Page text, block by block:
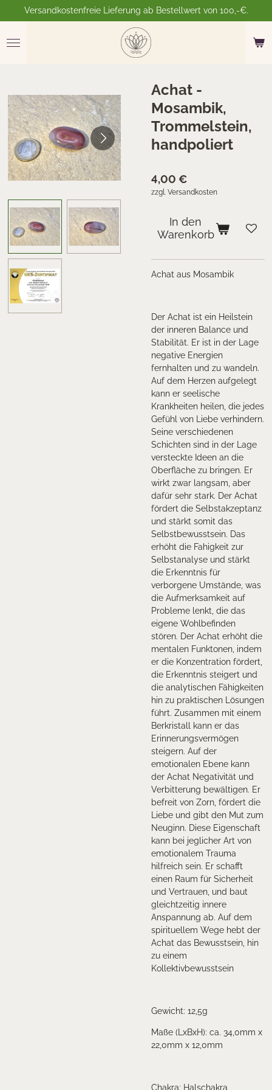
Hauptinhalt
springen
Versandkostenfreie Lieferung ab Bestellwert von 100,-€.
Achat -
Mosambik,
Trommelstein,
handpoliert
4,00 €
zzgl. Versandkosten
In den
Warenkorb
Achat aus Mosambik
Der Achat ist ein Heilstein
der inneren Balance und
Stabilität. Er ist in der Lage
negative Energien
fernhalten und zu wandeln.
Auf dem Herzen aufgelegt
kann er seelische
Krankheiten heilen, die jedes
Gefühl von Liebe verhindern.
Seine verschiedenen
Schichten sind in der Lage
versteckte Ideen an die
Oberfläche zu bringen. Er
wirkt zwar langsam, aber
dafür sehr stark. Der Achat
fördert die Selbstakzeptanz
und stärkt somit das
Selbstbewusstsein. Das
erhöht die Fahigkeit zur
Selbstanalyse und stärkt
die Erkenntnis für
verborgene Umstände, was
die Aufmerksamkeit auf
Probleme lenkt, die das
eigene Wohlbefinden
stören. Der Achat erhöht die
mentalen Funktonen, indem
er die Konzentration fördert,
die Erkenntnis steigert und
die analytischen Fähigkeiten
hin zu praktischen Lösungen
führt. Zusammen mit einem
Berkristall kann er das
Erinnerungsvermögen
steigern. Auf der
emotionalen Ebene kann
der Achat Negativität und
Verbitterung bewältigen. Er
befreit von Zorn, fördert die
Liebe und gibt den Mut zum
Neuginn. Diese Eigenschaft
kann bei jeglicher Art von
emotionalem Trauma
hilfreich sein. Er schafft
einen Raum für Sicherheit
und Vertrauen, und baut
gleichtzeitig innere
Anspannung ab. Auf dem
spirituellem Wege hebt der
Achat das Bewusstsein, hin
zu einem
Kollektivbewusstsein
Gewicht: 12,5g
Maße (LxBxH): ca. 34,0mm x
22,0mm x 12,0mm
Chakra: Halschakra,